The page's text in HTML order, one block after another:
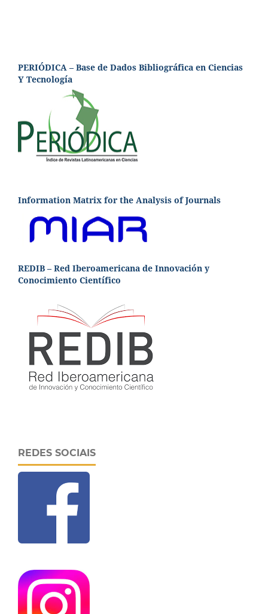
PERIÓDICA – Base de Dados Bibliográfica en Ciencias
Y Tecnología
Information Matrix for the Analysis of Journals
REDIB – Red Iberoamericana de Innovación y
Conocimiento Científico
REDES SOCIAIS